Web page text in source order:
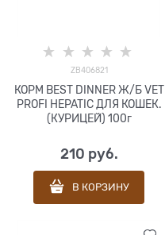
ZB406821
КОРМ BEST DINNER Ж/Б VET
PROFI HEPATIC ДЛЯ КОШЕК.
(КУРИЦЕЙ) 100г
210 руб.
В КОРЗИНУ